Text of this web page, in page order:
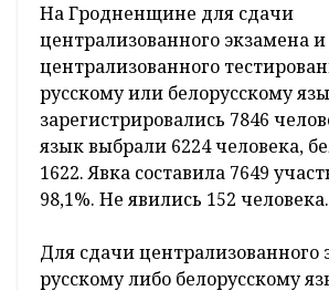
На Гродненщине для сдачи
централизованного экзамена и
централизованного
русскому или белорусскому
зарегистрировались 7846
язык выбрали 6224 человека,
1622. Явка составила 7649
98,1%. Не явились 152 человека.
Для сдачи централизованного
русскому либо белорусскому